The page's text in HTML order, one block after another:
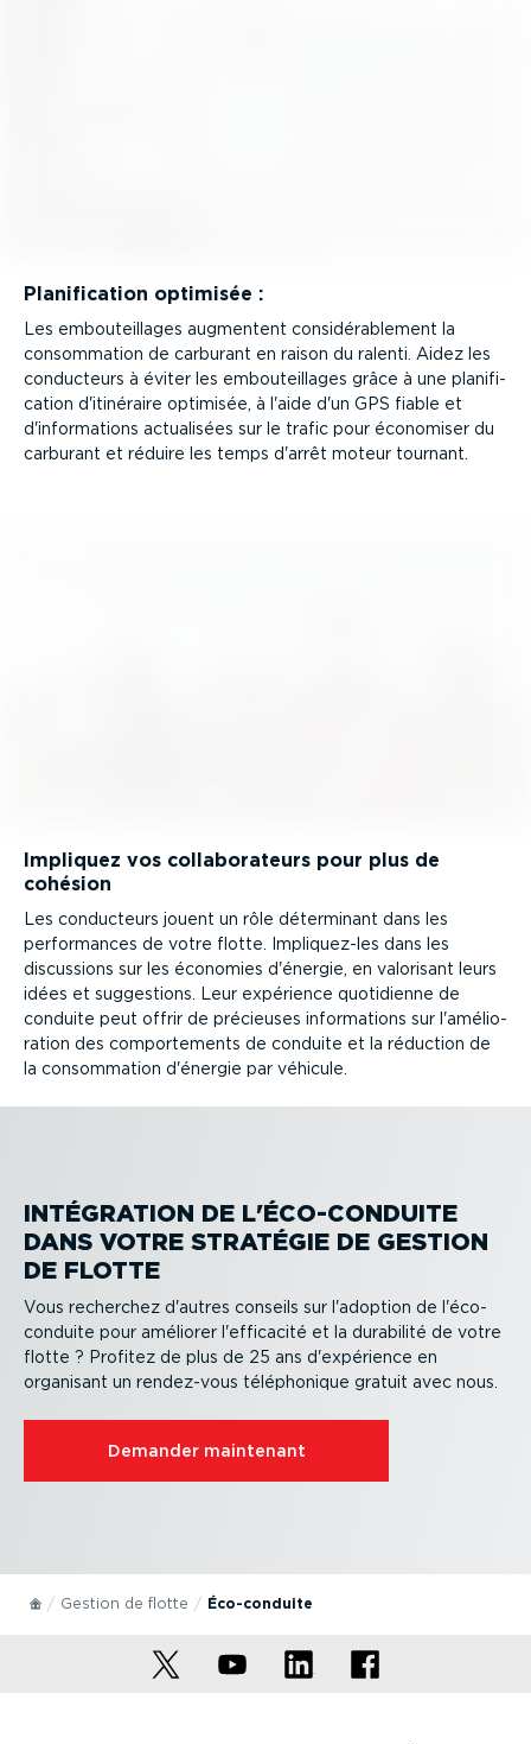
Plani­fi­cation optimisée :
Les embou­teillages augmentent consi­dé­ra­blement la
consom­mation de carburant en raison du ralenti. Aidez les
conducteurs à éviter les embou­teillages grâce à une plani­fi­
cation d'itinéraire optimisée, à l'aide d'un GPS fiable et
d'infor­ma­tions actualisées sur le trafic pour économiser du
carburant et réduire les temps d'arrêt moteur tournant.
Impliquez vos colla­bo­ra­teurs pour plus de
cohésion
Les conducteurs jouent un rôle déterminant dans les
perfor­mances de votre flotte. Impli­quez-les dans les
discussions sur les économies d'énergie, en valorisant leurs
idées et suggestions. Leur expérience quotidienne de
conduite peut offrir de précieuses infor­ma­tions sur l'amélio­
ration des compor­te­ments de conduite et la réduction de
la consom­mation d'énergie par véhicule.
INTÉGRATION DE L'ÉCO-CON­DUITE
DANS VOTRE STRATÉGIE DE GESTION
DE FLOTTE
Vous recherchez d'autres conseils sur l'adoption de l'éco-
con­duite pour améliorer l'efficacité et la durabilité de votre
flotte ? Profitez de plus de 25 ans d'expérience en
organisant un rendez-vous télépho­nique gratuit avec nous.
Demander maintenant
Gestion de flotte Éco-con­duite